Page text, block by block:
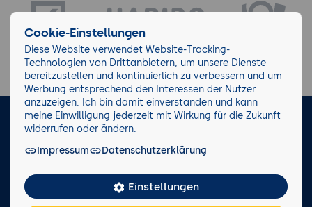
LinkedIn Facebook
Facts
Cookie-Einstellungen
Diese Website verwendet Website-Tracking-
Technologien von Drittanbietern, um unsere Dienste
bereitzustellen und kontinuierlich zu verbessern und um
Werbung entsprechend den Interessen der Nutzer
anzuzeigen. Ich bin damit einverstanden und kann
meine Einwilligung jederzeit mit Wirkung für die Zukunft
widerrufen oder ändern.
Impressum
Datenschutzerklärung
Einstellungen